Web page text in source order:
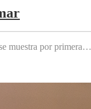
muestra por primera…